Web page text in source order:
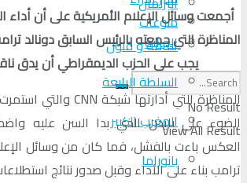
منوعات
ثقافة و فنون
No Result
View All Result
الجالية
السلطة الرابعة
المغرب الكبير
بانوراما
أجمعت وسائل الإعلام الأمريكية على أن أداء
المناظرة التي جمعته بالرئيس السابق دونالد
يجب على الحزب الديمقراطي أن يدق
الضوء على بايدن الذي بدا السن عليه
العكس باءت بالفشل، فما كان من وسائل
ترامب بناء على الأداء وقبل صدور نتائج